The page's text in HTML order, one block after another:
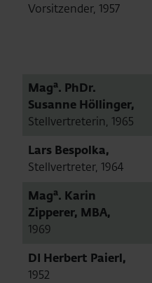
Vorsitzender, 1957
Maga. PhDr.
Susanne Höllinger,
Stellvertreterin, 1965
Lars Bespolka,
Stellvertreter, 1964
Maga. Karin
Zipperer, MBA,
1969
DI Herbert Paierl,
1952